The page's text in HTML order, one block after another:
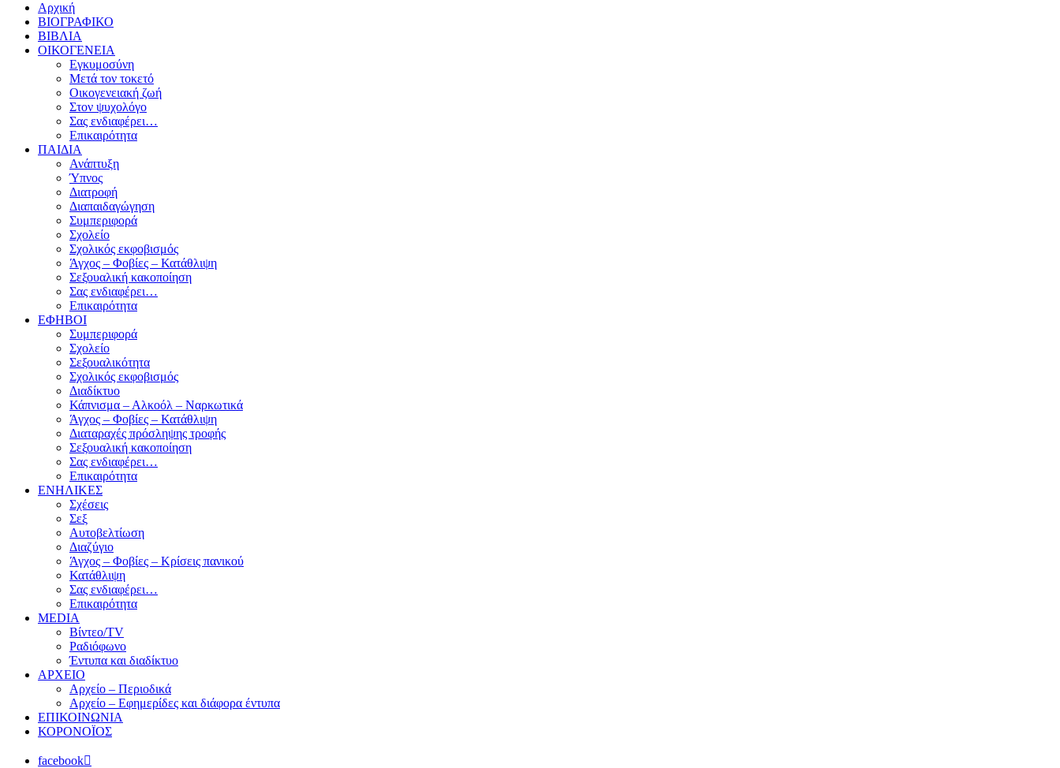
Αρχική
ΒΙΟΓΡΑΦΙΚΟ
ΒΙΒΛΙΑ
ΟΙΚΟΓΕΝΕΙΑ
Εγκυμοσύνη
Μετά τον τοκετό
Οικογενειακή ζωή
Στον ψυχολόγο
Σας ενδιαφέρει…
Επικαιρότητα
ΠΑΙΔΙΑ
Ανάπτυξη
Ύπνος
Διατροφή
Διαπαιδαγώγηση
Συμπεριφορά
Σχολείο
Σχολικός εκφοβισμός
Άγχος – Φοβίες – Κατάθλιψη
Σεξουαλική κακοποίηση
Σας ενδιαφέρει…
Επικαιρότητα
ΕΦΗΒΟΙ
Συμπεριφορά
Σχολείο
Σεξουαλικότητα
Σχολικός εκφοβισμός
Διαδίκτυο
Κάπνισμα – Αλκοόλ – Ναρκωτικά
Άγχος – Φοβίες – Κατάθλιψη
Διαταραχές πρόσληψης τροφής
Σεξουαλική κακοποίηση
Σας ενδιαφέρει…
Επικαιρότητα
ΕΝΗΛΙΚΕΣ
Σχέσεις
Σεξ
Αυτοβελτίωση
Διαζύγιο
Άγχος – Φοβίες – Κρίσεις πανικού
Κατάθλιψη
Σας ενδιαφέρει…
Επικαιρότητα
MEDIA
Βίντεο/TV
Ραδιόφωνο
Έντυπα και διαδίκτυο
ΑΡΧΕΙΟ
Αρχείο – Περιοδικά
Αρχείο – Εφημερίδες και διάφορα έντυπα
ΕΠΙΚΟΙΝΩΝΙΑ
ΚΟΡΟΝΟΪΟΣ
facebook